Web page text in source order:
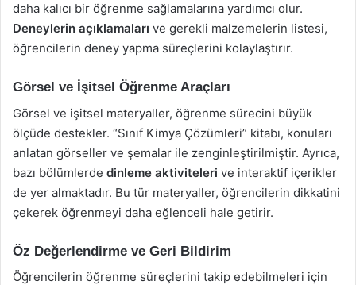
daha kalıcı bir öğrenme sağlamalarına yardımcı olur.
Deneylerin açıklamaları ve gerekli malzemelerin listesi,
öğrencilerin deney yapma süreçlerini kolaylaştırır.
Görsel ve İşitsel Öğrenme Araçları
Görsel ve işitsel materyaller, öğrenme sürecini büyük
ölçüde destekler. “Sınıf Kimya Çözümleri” kitabı, konuları
anlatan görseller ve şemalar ile zenginleştirilmiştir. Ayrıca,
bazı bölümlerde dinleme aktiviteleri ve interaktif içerikler
de yer almaktadır. Bu tür materyaller, öğrencilerin dikkatini
çekerek öğrenmeyi daha eğlenceli hale getirir.
Öz Değerlendirme ve Geri Bildirim
Öğrencilerin öğrenme süreçlerini takip edebilmeleri için